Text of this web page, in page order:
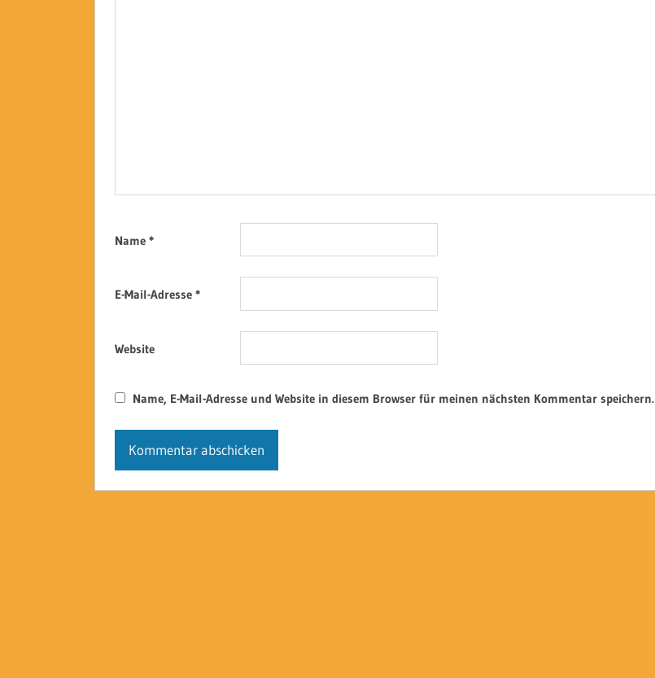
Name *
E-Mail-Adresse *
Website
Name, E-Mail-Adresse und Website in diesem Browser für meinen nächsten Kommentar speichern.